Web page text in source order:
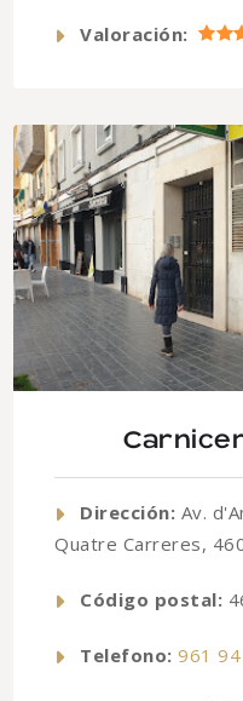
Valoración:
Dirección: Av.
Quatre Carreres,
Código postal:
Telefono: 961